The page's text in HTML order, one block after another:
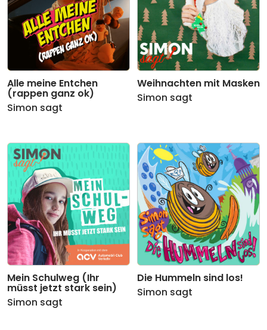
Alle meine Entchen
(rappen ganz ok)
Simon sagt
Weihnachten mit Masken
Simon sagt
Mein Schulweg (Ihr
müsst jetzt stark sein)
Simon sagt
Die Hummeln sind los!
Simon sagt